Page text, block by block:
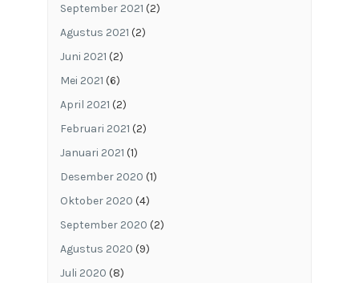
September 2021 (2)
Agustus 2021 (2)
Juni 2021 (2)
Mei 2021 (6)
April 2021 (2)
Februari 2021 (2)
Januari 2021 (1)
Desember 2020 (1)
Oktober 2020 (4)
September 2020 (2)
Agustus 2020 (9)
Juli 2020 (8)